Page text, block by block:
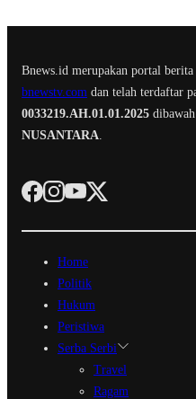
Bnews.id merupakan portal
bnewstv.com dan telah terdaftar
0033219.AH.01.01.2025
NUSANTARA
Home
Politik
Hukum
Peristiwa
Serba Serbi
Travel
Ragam